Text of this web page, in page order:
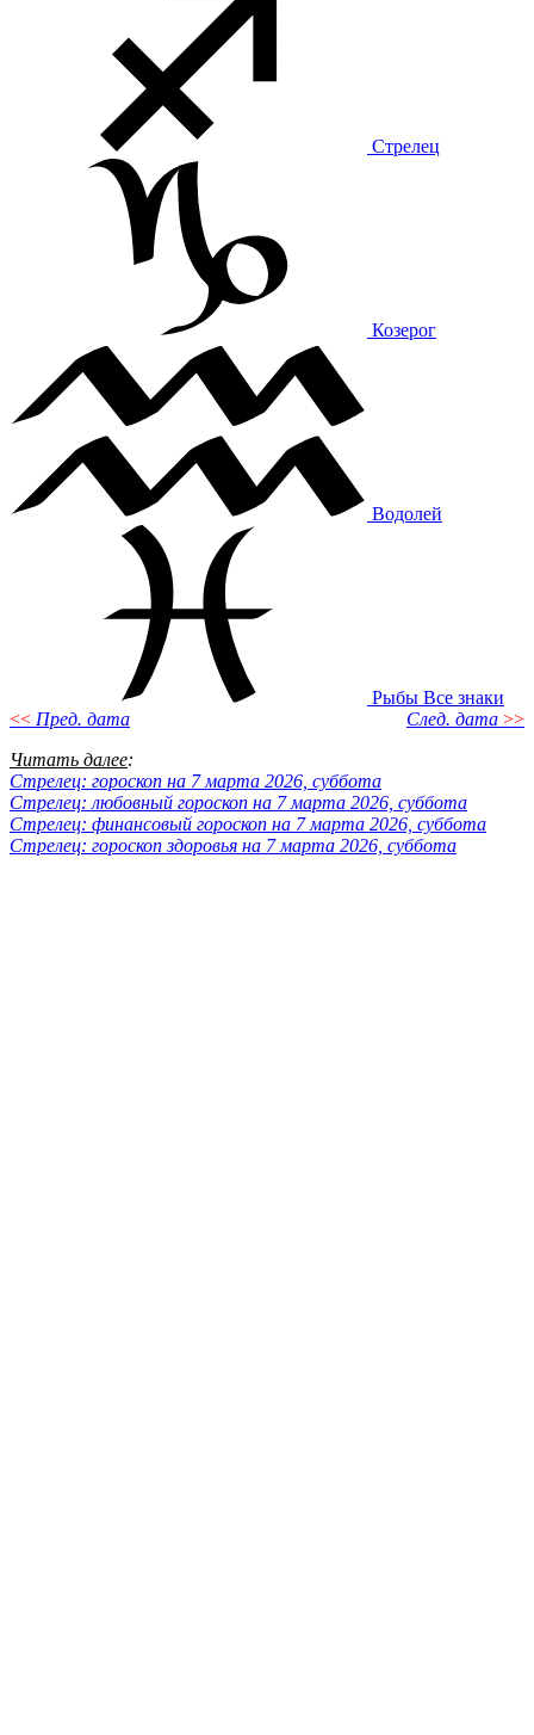
Стрелец
Козерог
Водолей
Рыбы Все знаки
<< Пред. дата След. дата >>
Читать далее:
Стрелец: гороскоп на 7 марта 2026, суббота
Стрелец: любовный гороскоп на 7 марта 2026, суббота
Стрелец: финансовый гороскоп на 7 марта 2026, суббота
Стрелец: гороскоп здоровья на 7 марта 2026, суббота